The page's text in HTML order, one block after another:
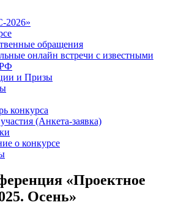
2026»
обращения
онлайн встречи с известными
и Призы
конкурса
(Анкета-заявка)
о конкурсе
«Проектное
Осень»